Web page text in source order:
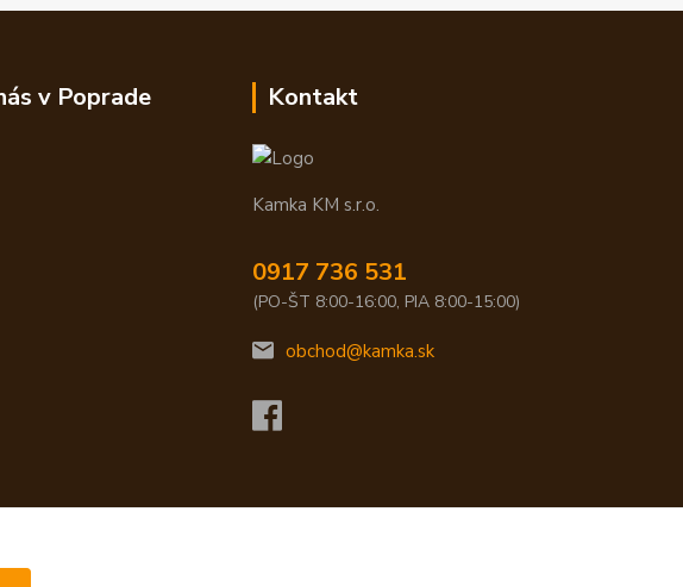
v Poprade Kontakt
Kamka KM s.r.o.
0917 736 531
(PO-ŠT 8:00-16:00, PIA 8:00-15:00)
obchod@kamka.sk